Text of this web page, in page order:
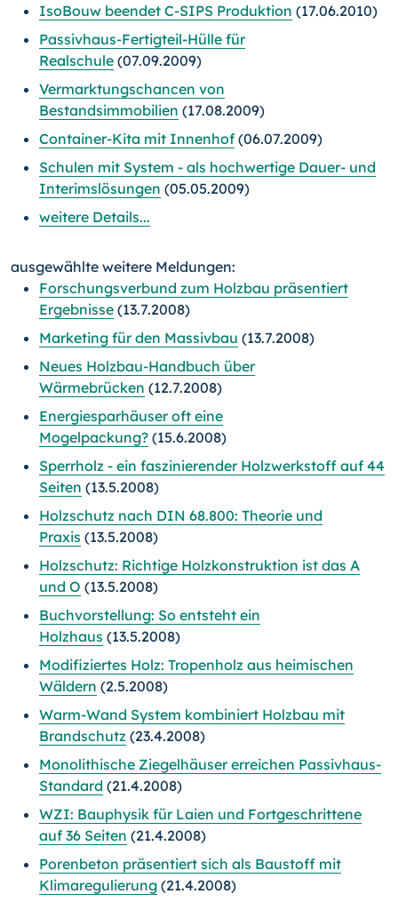
IsoBouw beendet C-SIPS Produktion (17.06.2010)
Passivhaus-Fertigteil-Hülle für
Realschule (07.09.2009)
Vermarktungschancen von
Bestandsimmobilien (17.08.2009)
Container-Kita mit Innenhof (06.07.2009)
Schulen mit System - als hochwertige Dauer- und
Interimslösungen (05.05.2009)
weitere Details...
ausgewählte weitere Meldungen:
Forschungsverbund zum Holzbau präsentiert
Ergebnisse (13.7.2008)
Marketing für den Massivbau (13.7.2008)
Neues Holzbau-Handbuch über
Wärmebrücken (12.7.2008)
Energiesparhäuser oft eine
Mogelpackung? (15.6.2008)
Sperrholz - ein faszinierender Holzwerkstoff auf 44
Seiten (13.5.2008)
Holzschutz nach DIN 68.800: Theorie und
Praxis (13.5.2008)
Holzschutz: Richtige Holzkonstruktion ist das A
und O (13.5.2008)
Buchvorstellung: So entsteht ein
Holzhaus (13.5.2008)
Modifiziertes Holz: Tropenholz aus heimischen
Wäldern (2.5.2008)
Warm-Wand System kombiniert Holzbau mit
Brandschutz (23.4.2008)
Monolithische Ziegelhäuser erreichen Passivhaus-
Standard (21.4.2008)
WZI: Bauphysik für Laien und Fortgeschrittene
auf 36 Seiten (21.4.2008)
Porenbeton präsentiert sich als Baustoff mit
Klimaregulierung (21.4.2008)